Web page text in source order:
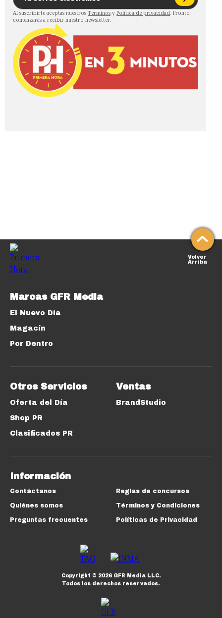
Al suscribirte aceptas nuestros Términos y Política de privacidad. Pronto
comenzarás a recibir nuestro newsletter.
Volver
Arriba
Marcas GFR Media
El Nuevo Día
Magacín
Por Dentro
Otros Servicios
Oferta del Día
Shop PR
Clasificados PR
Ventas
BrandStudio
Información
Contáctanos
Quiénes somos
Preguntas frecuentes
Reglas de concursos
Términos y Condiciones
Políticas de Privacidad
Copyright © 2026GFR Media LLC.
Todos los derechos reservados.